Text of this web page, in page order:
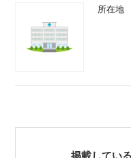
所在地
掲載してい